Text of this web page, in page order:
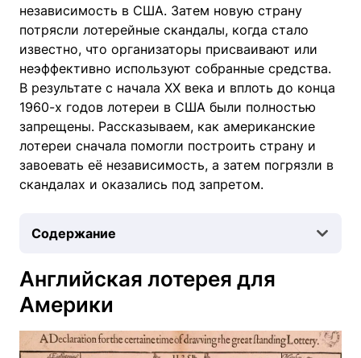
независимость в США. Затем новую страну
потрясли лотерейные скандалы, когда стало
известно, что организаторы присваивают или
неэффективно используют собранные средства.
В результате с начала ХХ века и вплоть до конца
1960-х годов лотереи в США были полностью
запрещены. Рассказываем, как американские
лотереи сначала помогли построить страну и
завоевать её независимость, а затем погрязли в
скандалах и оказались под запретом.
Содержание
Английская лотерея для
Америки